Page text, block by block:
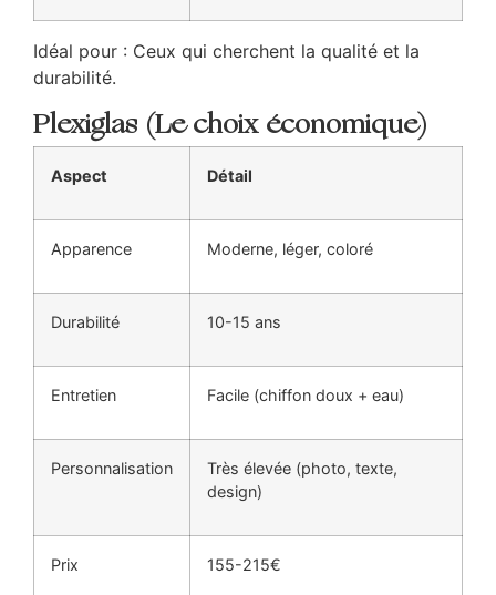
Idéal pour : Ceux qui cherchent la qualité et la
durabilité.
Plexiglas (Le choix économique)
Aspect Détail
Apparence Moderne, léger, coloré
Durabilité 10-15 ans
Entretien Facile (chiffon doux + eau)
Personnalisation
Très élevée (photo, texte,
design)
Prix 155-215€